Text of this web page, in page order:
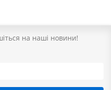
на наші новини!